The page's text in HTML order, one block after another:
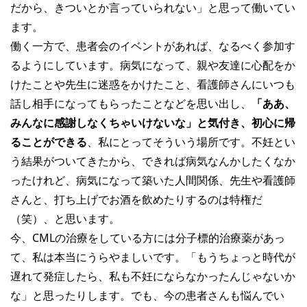
だから、きついとか言っていられない」と思って働いてい
ます。
働く一方で、患者会のイベントがあれば、なるべく参加す
るようにしています。病気になって、親や友達に心配をか
けたことや先生に迷惑をかけたこと、看護師さんにいつも
話し相手になってもらったことなどを思い出し、
「ああ、
みんなに感謝しなくちゃいけないな」と気付き、初心に帰
ることができる、私にとってそういう場所です。不妊とい
う結果がついてきたから、できれば病気なんかしたくなか
ったけれど、病気になって築いた人間関係、先生や看護師
さんと、打ち上げでお酒を飲めたりするのは特権だ
（笑）、と思います。
今、CMLの治療をしている方には分子標的治療薬があっ
て、私は本当にうらやましいです。「もうちょっと時代が
遅れて発症したら、私も不妊にならなかったんじゃないか
な」と思ったりします。でも、今の患者さんも悩んでい